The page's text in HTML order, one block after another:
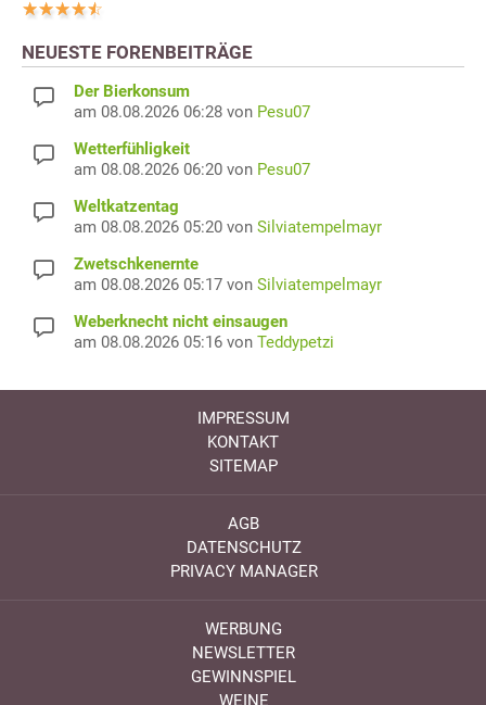
NEUESTE FORENBEITRÄGE
Der Bierkonsum
am 08.08.2026 06:28 von Pesu07
Wetterfühligkeit
am 08.08.2026 06:20 von Pesu07
Weltkatzentag
am 08.08.2026 05:20 von Silviatempelmayr
Zwetschkenernte
am 08.08.2026 05:17 von Silviatempelmayr
Weberknecht nicht einsaugen
am 08.08.2026 05:16 von Teddypetzi
IMPRESSUM
KONTAKT
SITEMAP
AGB
DATENSCHUTZ
PRIVACY MANAGER
WERBUNG
NEWSLETTER
GEWINNSPIEL
WEINE